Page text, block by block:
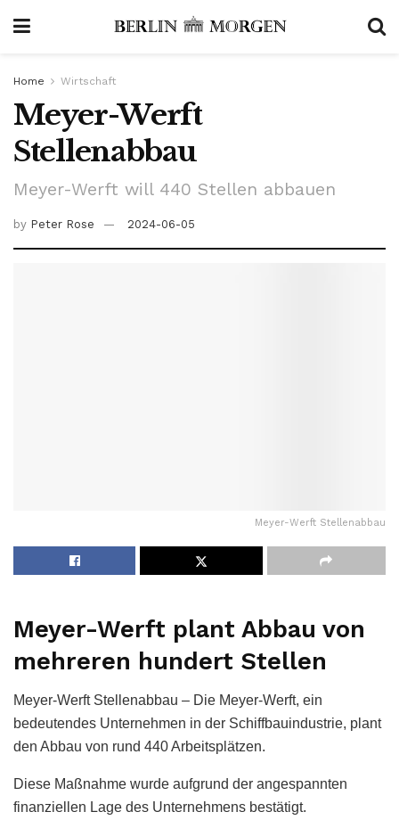
Home Wirtschaft
Meyer-Werft
Stellenabbau
Meyer-Werft will 440 Stellen abbauen
by Peter Rose 2024-06-05
Meyer-Werft Stellenabbau
Meyer-Werft plant Abbau von
mehreren hundert Stellen
Meyer-Werft Stellenabbau – Die Meyer-Werft, ein
bedeutendes Unternehmen in der Schiffbauindustrie, plant
den Abbau von rund 440 Arbeitsplätzen.
Diese Maßnahme wurde aufgrund der angespannten
finanziellen Lage des Unternehmens bestätigt.